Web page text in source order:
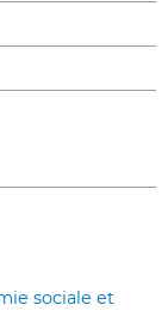
sociale et